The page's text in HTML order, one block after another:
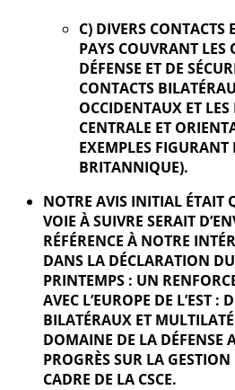
C) DIVERS CONTACTS
PAYS COUVRANT LES
DÉFENSE ET DE
CONTACTS
OCCIDENTAUX ET LES
CENTRALE ET
EXEMPLES
BRITANNIQUE).
NOTRE AVIS INITIAL ÉTAIT
VOIE À SUIVRE SERAIT
RÉFÉRENCE À NOTRE
DANS LA DÉCLARATION
PRINTEMPS : UN
AVEC L’EUROPE DE L’EST :
BILATÉRAUX ET
DOMAINE DE LA DÉFENSE
PROGRÈS SUR LA GESTION
CADRE DE LA CSCE.